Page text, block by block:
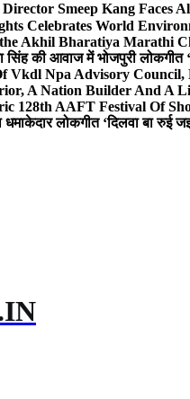
Smeep Kang
Celebrates World
Akhil Bharatiya Marathi
सिंह की आवाज में भोजपुरी लोकगीत
Vkdl Npa Advisory
A Nation Builder And A
128th AAFT Festival Of
लोकगीत ‘दिलवा बा रुई